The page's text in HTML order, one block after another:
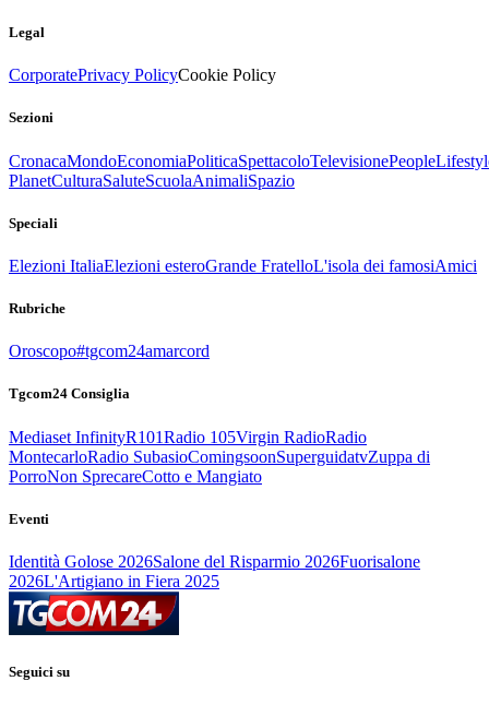
Legal
CorporatePrivacy PolicyCookie Policy
Sezioni
CronacaMondoEconomiaPoliticaSpettacoloTelevisionePeople
PlanetCulturaSaluteScuolaAnimaliSpazio
Speciali
Elezioni ItaliaElezioni esteroGrande FratelloL'isola dei famosiAmici
Rubriche
Oroscopo#tgcom24amarcord
Tgcom24 Consiglia
Mediaset InfinityR101Radio 105Virgin RadioRadio
MontecarloRadio SubasioComingsoonSuperguidatvZuppa di
PorroNon SprecareCotto e Mangiato
Eventi
Identità Golose 2026Salone del Risparmio 2026Fuorisalone
2026L'Artigiano in Fiera 2025
Seguici su